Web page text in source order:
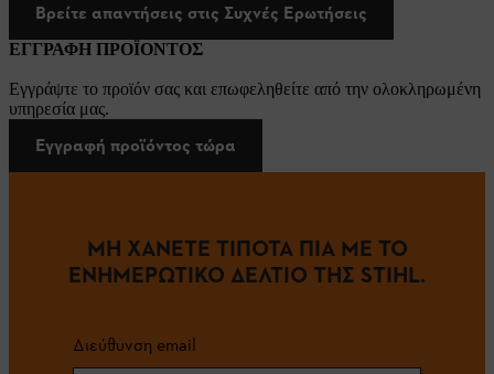
Βρείτε απαντήσεις στις Συχνές Ερωτήσεις
ΕΓΓΡΑΦΗ ΠΡΟΪΟΝΤΟΣ
Εγγράψτε το προϊόν σας και επωφεληθείτε από την ολοκληρωμένη
υπηρεσία μας.
Εγγραφή προϊόντος τώρα
ΜΗ ΧΑΝΕΤΕ ΤΙΠΟΤΑ ΠΙΑ ΜΕ ΤΟ
ΕΝΗΜΕΡΩΤΙΚΟ ΔΕΛΤΙΟ ΤΗΣ STIHL.
Διεύθυνση email